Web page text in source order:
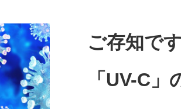
ご存知で
「UV-C